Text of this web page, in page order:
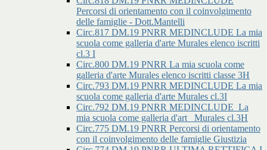
Percorsi di orientamento con il coinvolgimento
delle famiglie - Dott.Mantelli
Circ.817 DM.19 PNRR MEDINCLUDE La mia
scuola come galleria d'arte Murales elenco iscritti
cl.3 I
Circ.800 DM.19 PNRR La mia scuola come
galleria d'arte Murales elenco iscritti classe 3H
Circ.793 DM.19 PNRR MEDINCLUDE La mia
scuola come galleria d'arte Murales cl.3I
Circ.792 DM.19 PNRR MEDINCLUDE_La
mia scuola come galleria d'art _Murales cl.3H
Circ.775 DM.19 PNRR Percorsi di orientamento
con il coinvolgimento delle famiglie Giustizia